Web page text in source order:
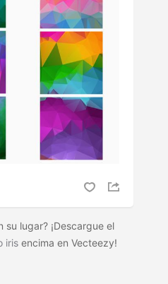
lugar? ¡Descargue el
iris encima en Vecteezy!